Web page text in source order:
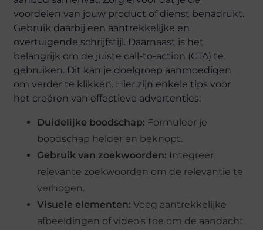
voordelen van jouw product of dienst benadrukt.
Gebruik daarbij een aantrekkelijke en
overtuigende schrijfstijl. Daarnaast is het
belangrijk om de juiste call-to-action (CTA) te
gebruiken. Dit kan je doelgroep aanmoedigen
om verder te klikken. Hier zijn enkele tips voor
het creëren van effectieve advertenties:
Duidelijke boodschap: Formuleer je
boodschap helder en beknopt.
Gebruik van zoekwoorden: Integreer
relevante zoekwoorden om de relevantie te
verhogen.
Visuele elementen: Voeg aantrekkelijke
afbeeldingen of video’s toe om de aandacht